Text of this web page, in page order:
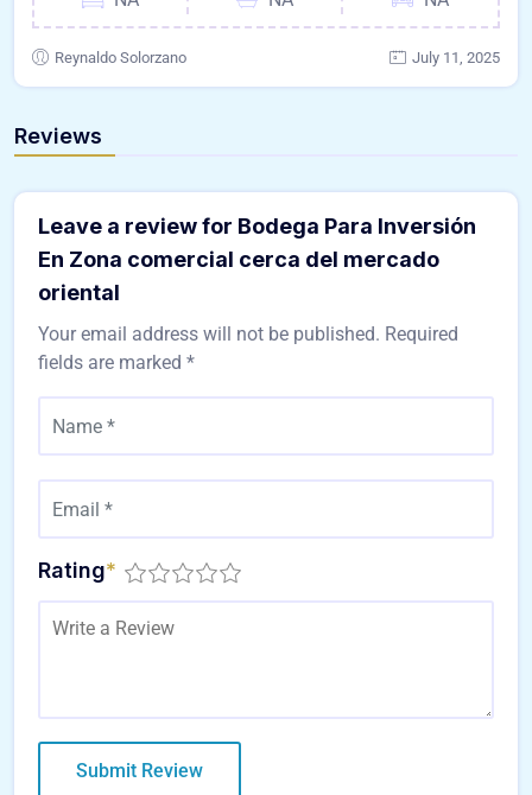
Reynaldo Solorzano July 11, 2025
Reviews
Leave a review for Bodega Para Inversión
En Zona comercial cerca del mercado
oriental
Your email address will not be published. Required
fields are marked *
Rating*